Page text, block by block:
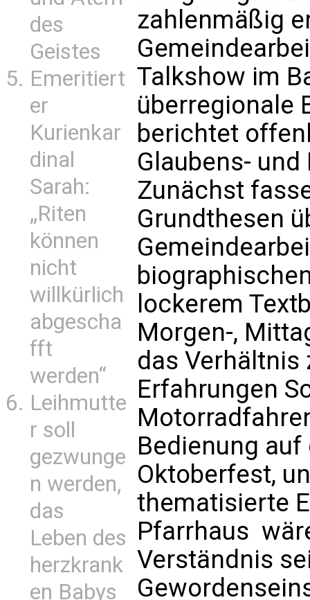
des
Geistes
Emeritiert
er
Kurienkar
dinal
Sarah:
„Riten
können
nicht
willkürlich
abgescha
fft
werden“
Leihmutte
r soll
gezwunge
n werden,
das
Leben des
herzkrank
en Babys
zahlenmäßig
Talkshow im
überregionale
berichtet
Glaubens-
Zunächst
Grundthesen
lockerem
Morgen-,
das Verhältnis
Erfahrungen
Bedienung
Oktoberfest,
thematisierte
Pfarrhaus 
Verständnis